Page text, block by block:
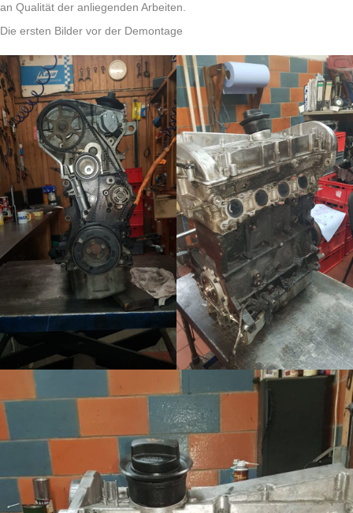
an Qualität der anliegenden Arbeiten.
Die ersten Bilder vor der Demontage